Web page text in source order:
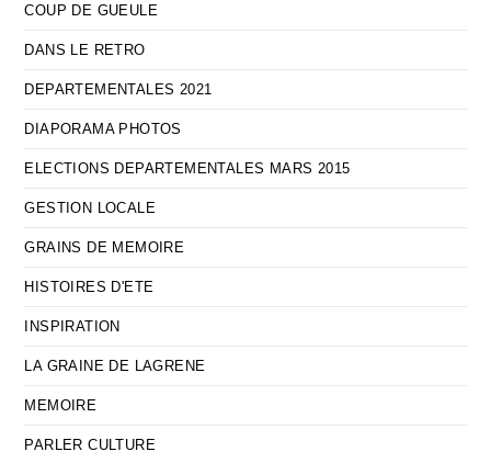
COUP DE GUEULE
DANS LE RETRO
DEPARTEMENTALES 2021
DIAPORAMA PHOTOS
ELECTIONS DEPARTEMENTALES MARS 2015
GESTION LOCALE
GRAINS DE MEMOIRE
HISTOIRES D'ETE
INSPIRATION
LA GRAINE DE LAGRENE
MEMOIRE
PARLER CULTURE